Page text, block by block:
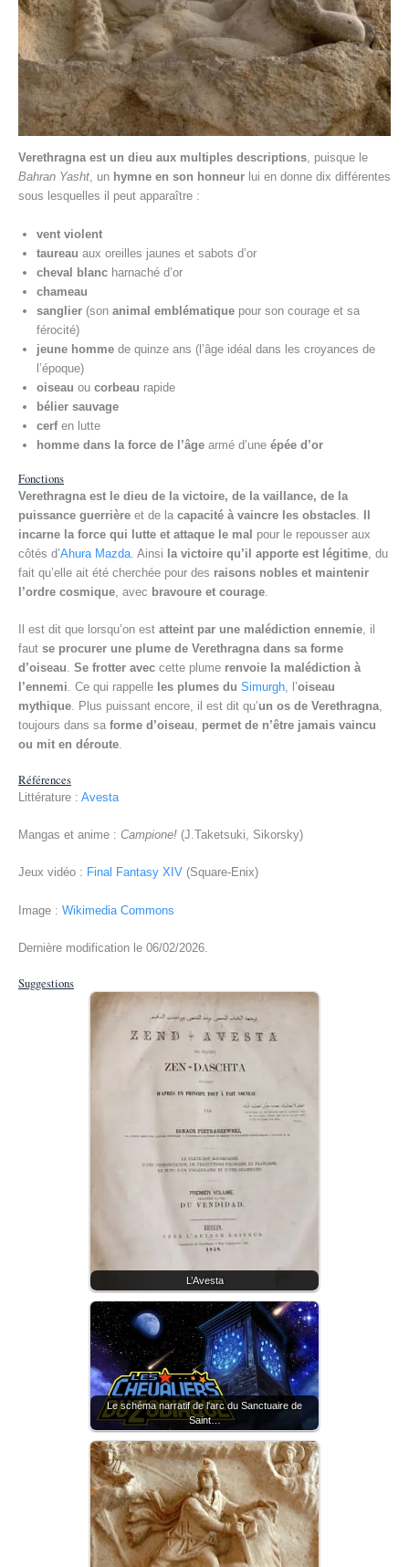
Verethragna est un dieu aux multiples descriptions, puisque le
Bahran Yasht, un hymne en son honneur lui en donne dix différentes
sous lesquelles il peut apparaître :
vent violent
taureau aux oreilles jaunes et sabots d’or
cheval blanc harnaché d’or
chameau
sanglier (son animal emblématique pour son courage et sa
férocité)
jeune homme de quinze ans (l’âge idéal dans les croyances de
l’époque)
oiseau ou corbeau rapide
bélier sauvage
cerfen lutte
homme dans la force de l’âge armé d’une épée d’or
Fonctions
Verethragna est le dieu de la victoire, de la vaillance, de la
puissance guerrière et de la capacité à vaincre les obstacles Il
incarne la force qui lutte et attaque le mal pour le repousser aux
côtés d’Ahura Mazda . Ainsi la victoire qu’il apporte est légitime , du
fait qu’elle ait été cherchée pour des raisons nobles et maintenir
l’ordre cosmique , avec bravoure et courage
Il est dit que lorsqu’on est atteint par une malédiction ennemie, il
faut se procurer une plume de Verethragna dans sa forme
d’oiseau. Se frotter avec cette plume renvoie la malédiction à
l’ennemi. Ce qui rappelle les plumes du Simurgh, l’oiseau
mythique. Plus puissant encore, il est dit qu’un os de Verethragna,
toujours dans sa forme d’oiseau, permet de n’être jamais vaincu
ou mit en déroute.
Références
Littérature : Avesta
Mangas et anime : Campione! (J.Taketsuki, Sikorsky)
Jeux vidéo : Final Fantasy XIV (Square-Enix)
Image : Wikimedia Commons
Dernière modification le 06/02/2026.
Suggestions
L’Avesta
Le schéma narratif de l'arc du Sanctuaire de
Saint…